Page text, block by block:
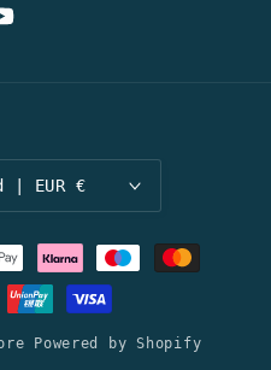
Deutschland | EUR €
Powered by Shopify